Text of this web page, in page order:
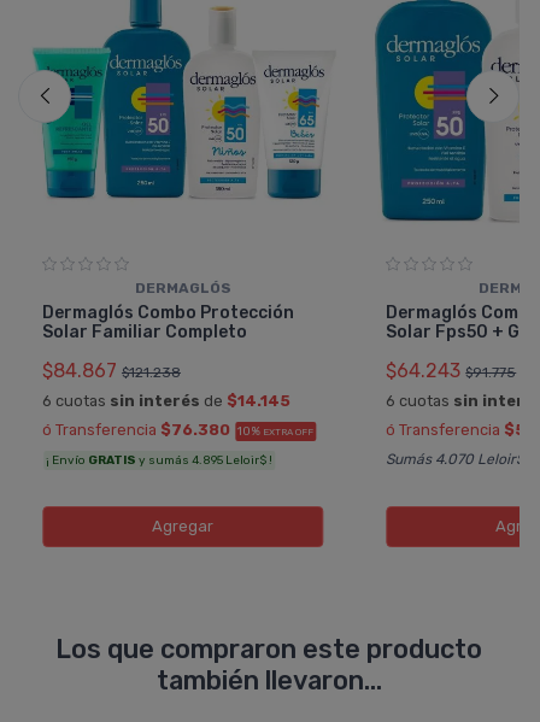
DERMAGLÓS
Dermaglós Combo Protección
Solar Familiar Completo
$84.867 $121.238
6 cuotas sin interés de $14.145
ó Transferencia $76.380 10% EXTRA OFF
¡ Envío GRATIS y sumás 4.895 Leloir$ !
Agregar
Dermaglós
Solar Fps50 +
$64.243 $91.775
6 cuotas sin
ó Transferencia
Sumás 4.070 Leloir$
Los que compraron este producto
también llevaron...